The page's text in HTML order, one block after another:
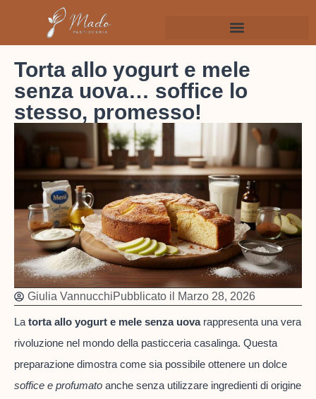
Torta allo yogurt e mele
senza uova… soffice lo
stesso, promesso!
Giulia VannucchiPubblicato il Marzo 28, 2026
La torta allo yogurt e mele senza uovarappresenta una vera
rivoluzione nel mondo della pasticceria casalinga. Questa
preparazione dimostra come sia possibile ottenere un dolce
soffice e profumato anche senza utilizzare ingredienti di origine